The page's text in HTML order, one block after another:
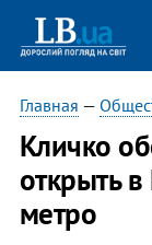
Главная —
Кличко
открыть
метро